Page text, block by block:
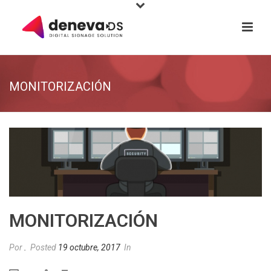
MONITORIZACIÓN
MONITORIZACIÓN
Por Posted 19 octubre, 2017 In